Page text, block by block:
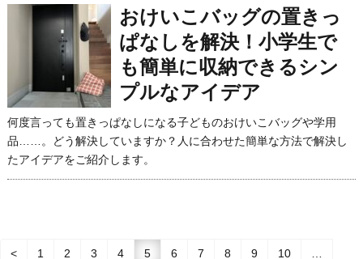
おけいこバッグの置きっ
ぱなしを解決！小学生で
も簡単に収納できるシン
プルなアイデア
何度言っても置きっぱなしになる子どものおけいこバッグや学用
品……。どう解決していますか？人に合わせた簡単な方法で解決し
たアイデアをご紹介します。
< 1 2 3 4 5 6 7 8 9 10